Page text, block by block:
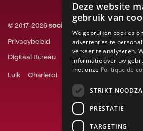
©2017-2026socialsky.
Privacybeleid
Website door
Digitaal Bureau
Social Media Bureau
Luik
Charleroi Gent Bergen Namen
Deze website
gebruik van
We gebruiken cookies
advertenties te
verkeer te analyseren.
informatie over uw
met onze Politique de
STRIKT
PRESTATIE
TARGETING